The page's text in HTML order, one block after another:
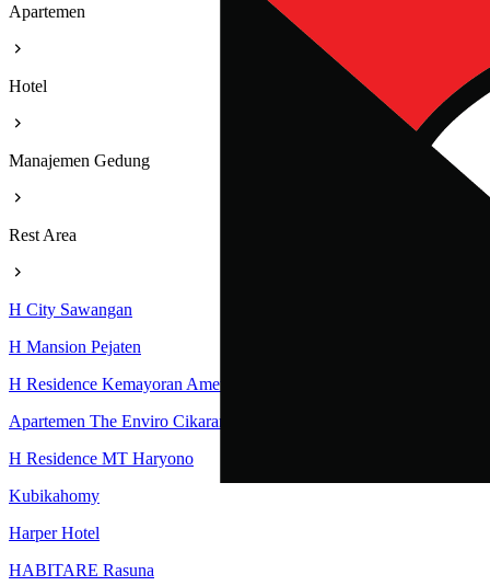
Apartemen
Hotel
Manajemen Gedung
Rest Area
H City Sawangan
H Mansion Pejaten
H Residence Kemayoran Amethyst Tower
Apartemen The Enviro Cikarang
H Residence MT Haryono
Kubikahomy
Harper Hotel
HABITARE Rasuna